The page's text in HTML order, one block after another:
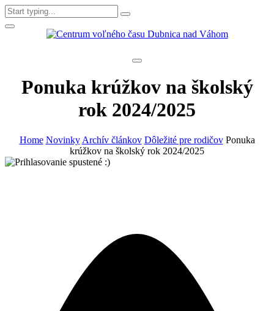
Ponuka krúžkov na školský
rok 2024/2025
Home Novinky Archív článkov Dôležité pre rodičov Ponuka
krúžkov na školský rok 2024/2025